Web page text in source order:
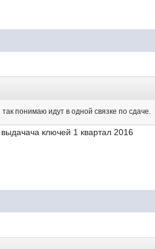
понимаю идут в одной связке по сдаче.
ключей 1 квартал 2016